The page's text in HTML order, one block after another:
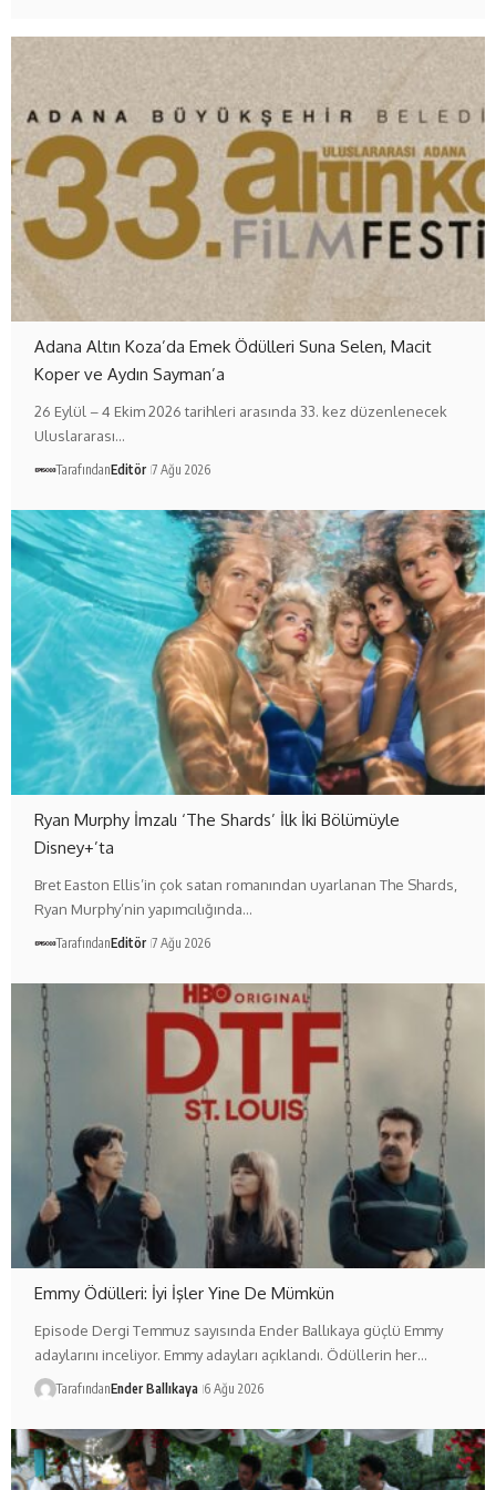
Adana Altın Koza’da Emek Ödülleri Suna Selen, Macit
Koper ve Aydın Sayman’a
26 Eylül – 4 Ekim 2026 tarihleri arasında 33. kez düzenlenecek
Uluslararası…
TarafındanEditör 7 Ağu 2026
Ryan Murphy İmzalı ‘The Shards’ İlk İki Bölümüyle
Disney+’ta
Bret Easton Ellis’in çok satan romanından uyarlanan The Shards,
Ryan Murphy’nin yapımcılığında…
TarafındanEditör 7 Ağu 2026
Emmy Ödülleri: İyi İşler Yine De Mümkün
Episode Dergi Temmuz sayısında Ender Ballıkaya güçlü Emmy
adaylarını inceliyor. Emmy adayları açıklandı. Ödüllerin her…
TarafındanEnder Ballıkaya 6 Ağu 2026